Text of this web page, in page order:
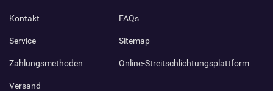
Kontakt
Service
Zahlungsmethoden
Versand
FAQs
Sitemap
Online-Streitschlichtungsplattform